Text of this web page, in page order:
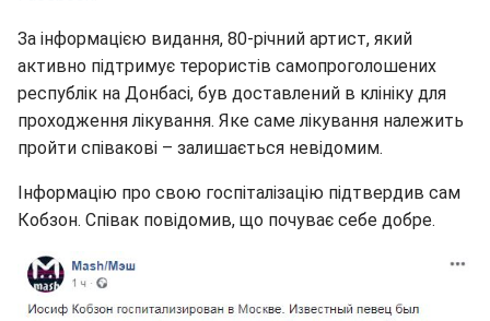
За інформацією видання, 80-річний артист, який
активно підтримує терористів самопроголошених
республік на Донбасі, був доставлений в клініку для
проходження лікування. Яке саме лікування належить
пройти співакові – залишається невідомим.
Інформацію про свою госпіталізацію підтвердив сам
Кобзон. Співак повідомив, що почуває себе добре.